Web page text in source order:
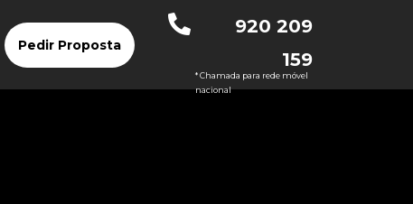
Pedir Proposta
920 209
159
* Chamada para rede móvel
nacional